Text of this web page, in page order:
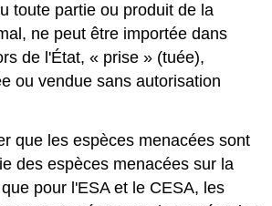
toute partie ou produit de la
ne peut être importée dans
de l'État, « prise » (tuée),
ou vendue sans autorisation
que les espèces menacées sont
des espèces menacées sur la
pour l'ESA et le CESA, les